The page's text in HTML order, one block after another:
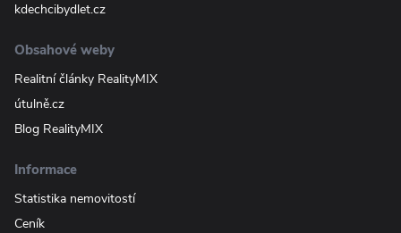
kdechcibydlet.cz
Obsahové weby
Realitní články RealityMIX
útulně.cz
Blog RealityMIX
Informace
Statistika nemovitostí
Ceník